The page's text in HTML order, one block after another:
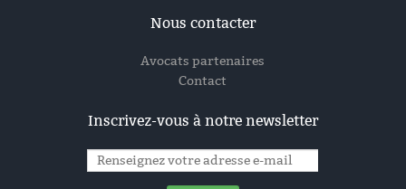
Nous contacter
Avocats partenaires
Contact
Inscrivez-vous à notre newsletter